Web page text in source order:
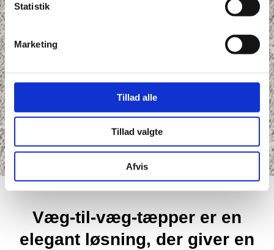
Statistik
Marketing
Tillad alle
Tillad valgte
Afvis
Væg-til-væg-tæpper er en
elegant løsning, der giver en